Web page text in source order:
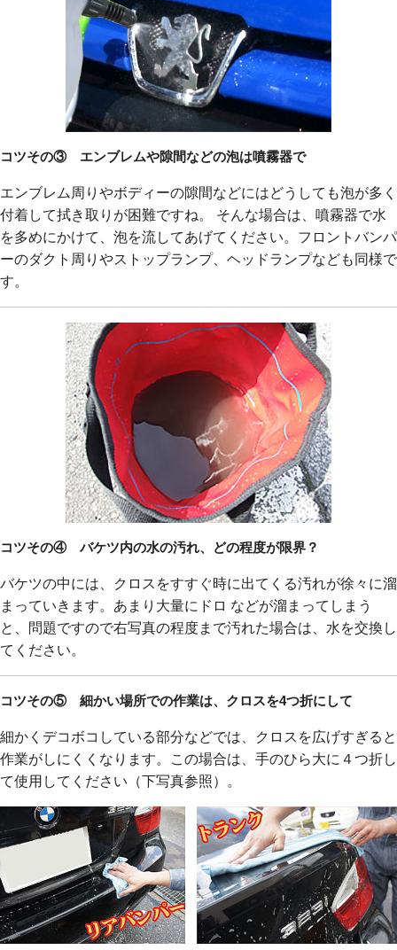
コツその③ エンブレムや隙間などの泡は噴霧器で
エンブレム周りやボディーの隙間などにはどうしても泡が多く
付着して拭き取りが困難ですね。 そんな場合は、噴霧器で水
を多めにかけて、泡を流してあげてください。フロントバンパ
ーのダクト周りやストップランプ、ヘッドランプなども同様で
す。
コツその④ バケツ内の水の汚れ、どの程度が限界？
バケツの中には、クロスをすすぐ時に出てくる汚れが徐々に溜
まっていきます。あまり大量にドロ などが溜まってしまう
と、問題ですので右写真の程度まで汚れた場合は、水を交換し
てください。
コツその⑤ 細かい場所での作業は、クロスを4つ折にして
細かくデコボコしている部分などでは、クロスを広げすぎると
作業がしにくくなります。この場合は、手のひら大に４つ折し
て使用してください（下写真参照）。